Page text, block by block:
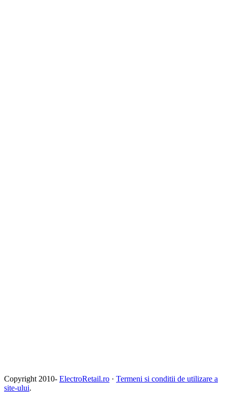
Copyright 2010- ElectroRetail.ro · Termeni si conditii de utilizare a
site-ului.